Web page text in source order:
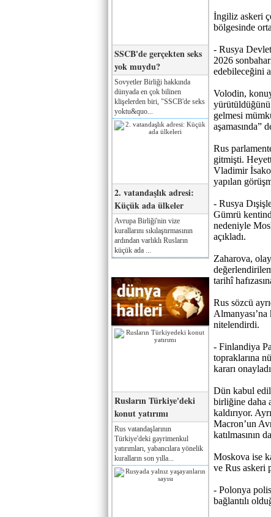
SSCB'de gerçekten seks
yok muydu?
Sovyetler Birliği hakkında
dünyada en çok bilinen
klişelerden biri, "SSCB'de seks
yoktu&quo...
2. vatandaşlık adresi:
Küçük ada ülkeler
Avrupa Birliği'nin vize
kurallarını sıkılaştırmasının
ardından varlıklı Rusların
küçük ada ...
Rusların Türkiye'deki
konut yatırımı
Rus vatandaşlarının
Türkiye'deki gayrimenkul
yatırımları, yabancılara yönelik
kuralların son yılla...
İngiliz askeri
bölgesinde
- Rusya
2026
edebileceğini
Volodin,
yürütüldüğünü
gelmesi
aşamasında”
Rus
gitmişti.
Vladimir
yapılan
- Rusya
Gümrü
nedeniyle
açıkladı.
Zaharova,
tarihî
Rus sözcü
Almanyası’na
nitelendirdi.
- Finlandiya
topraklarına
kararı
Dün kabul
birliğine daha
kaldırıyor.
Macron’un
katılmasının
Moskova ise
ve Rus askeri
- Polonya
bağlantılı